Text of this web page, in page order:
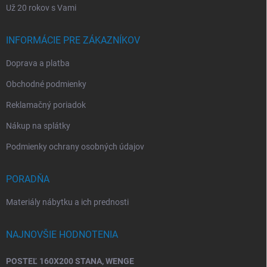
Už 20 rokov s Vami
INFORMÁCIE PRE ZÁKAZNÍKOV
Doprava a platba
Obchodné podmienky
Reklamačný poriadok
Nákup na splátky
Podmienky ochrany osobných údajov
PORADŇA
Materiály nábytku a ich prednosti
NAJNOVŠIE HODNOTENIA
POSTEĽ 160X200 STANA, WENGE